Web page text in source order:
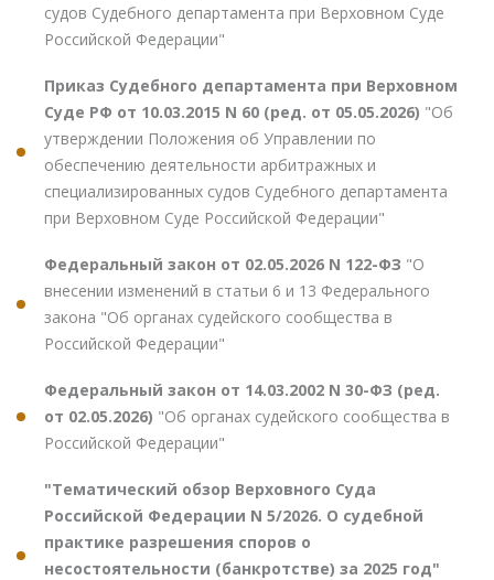
судов Судебного департамента при Верховном Суде
Российской Федерации"
Приказ Судебного департамента при Верховном
Суде РФ от 10.03.2015 N 60 (ред. от 05.05.2026) "Об
утверждении Положения об Управлении по
обеспечению деятельности арбитражных и
специализированных судов Судебного департамента
при Верховном Суде Российской Федерации"
Федеральный закон от 02.05.2026 N 122-ФЗ "О
внесении изменений в статьи 6 и 13 Федерального
закона "Об органах судейского сообщества в
Российской Федерации"
Федеральный закон от 14.03.2002 N 30-ФЗ (ред.
от 02.05.2026) "Об органах судейского сообщества в
Российской Федерации"
"Тематический обзор Верховного Суда
Российской Федерации N 5/2026. О судебной
практике разрешения споров о
несостоятельности (банкротстве) за 2025 год"